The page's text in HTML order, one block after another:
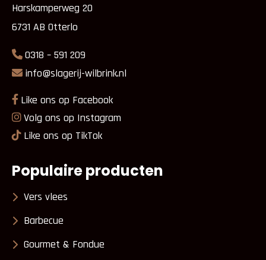
Harskamperweg 20
6731 AB Otterlo
0318 – 591 209
info@slagerij-wilbrink.nl
Like ons op Facebook
Volg ons op Instagram
Like ons op TikTok
Populaire producten
Vers vlees
Barbecue
Gourmet & Fondue